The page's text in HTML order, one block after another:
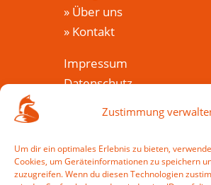
Zustimmung
Um dir ein optimales Erlebnis zu bieten,
Cookies, um Geräteinformationen zu speichern
zuzugreifen. Wenn du diesen Technologien
» Über uns
» Kontakt
Impressum
Datenschutz
Veranstaltungen
»Veranstaltungkalender